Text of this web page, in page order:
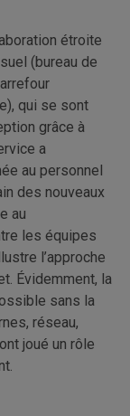
étroite
(bureau de
qui se sont
grâce à
a
au personnel
des nouveaux
au
les équipes
l’approche
Évidemment, la
sans la
réseau,
joué un rôle